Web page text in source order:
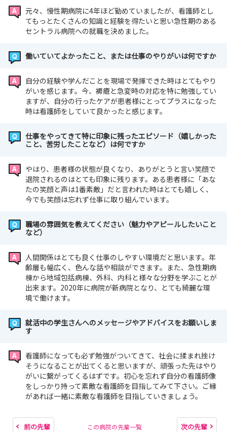
元々、慢性期病院に4年ほど勤めていましたが、看護師とし
てもっとたくさんの知識と経験を得たいと思い急性期のある
セントラル病院への就職を決めました。
働いていてよかったこと、または仕事のやりがいは何ですか
自分の経験や学んだことを現場で発揮できた時はとてもやり
がいを感じます。今、褥瘡と急変時の対応を特に勉強してい
ますが、自分の行ったケアが患者様にとってプラスになった
時は看護師をしていて良かったと感じます。
仕事をやってきて特に印象に残ったエピソード（嬉しかった
こと、苦労したことなど）は何ですか
やはり、患者様の状態が良くなり、ありがとうと言い笑顔で
退院されるのはとても印象に残ります。ある患者様に「あな
たの笑顔と声は1番素敵」だと言われた時はとても嬉しく、
今でも笑顔は忘れず仕事に取り組んでいます。
職場の雰囲気を教えてください（魅力やアピールしたいこと
など）
人間関係はとても良く仕事のしやすい環境だと思います。年
齢層も幅広く、色んな話や相談ができます。また、急性期病
棟から地域包括病棟、外科、内科と様々な分野を学ぶことが
出来ます。2020年に病院が新病院となり、とても綺麗な環
境で働けます。
就活中の学生さんへのメッセージやアドバイスをお願いしま
す
看護師になっても必ず勉強がついてきて、社会に揉まれ挫け
そうになることが出てくると思いますが、頑張った先はやり
がいに繋がってくるはずです。初心を忘れず自分の看護師像
をしっかり持って素敵な看護師を目指してみて下さい。ご縁
があれば一緒に素敵な看護師を目指していきましょう。
前の先輩 この病院の先輩一覧 次の先輩